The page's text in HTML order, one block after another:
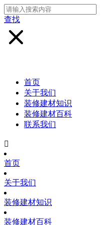
查找
首页
关于我们
装修建材知识
装修建材百科
联系我们

首页
关于我们
装修建材知识
装修建材百科